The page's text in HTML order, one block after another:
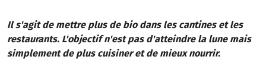
Il s'agit de mettre plus de bio dans les cantines et les
restaurants. L'objectif n'est pas d'atteindre la lune mais
simplement de plus cuisiner et de mieux nourrir.